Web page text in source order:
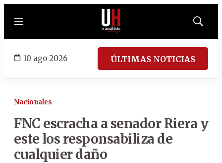
Menú
Mostrar
10 ago 2026 ÚLTIMAS NOTICIAS
Nacionales
FNC escracha a senador Riera y
este los responsabiliza de
cualquier daño